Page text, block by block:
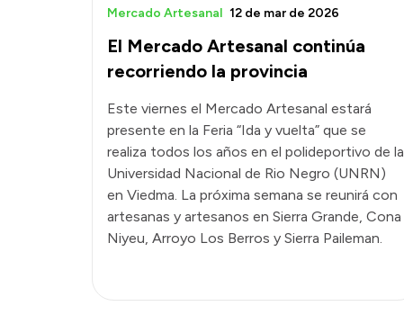
El Mercado Artesanal continúa
recorriendo la provincia
Mercado Artesanal 12 de mar de 2026
Este viernes el Mercado Artesanal estará
presente en la Feria “Ida y vuelta” que se
realiza todos los años en el polideportivo de la
Universidad Nacional de Rio Negro (UNRN)
en Viedma. La próxima semana se reunirá con
artesanas y artesanos en Sierra Grande, Cona
Niyeu, Arroyo Los Berros y Sierra Paileman.